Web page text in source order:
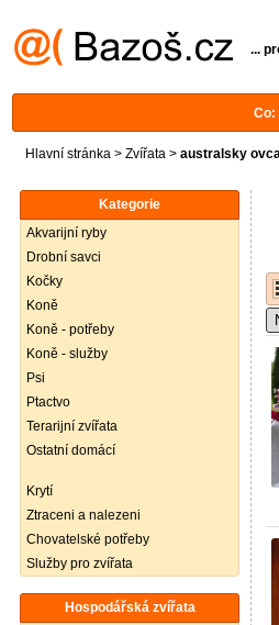
...
Co:
Hlavní stránka > Zvířata > australsky
Kategorie
Akvarijní ryby
Drobní savci
Kočky
Koně
Koně - potřeby
Koně - služby
Psi
Ptactvo
Terarijní zvířata
Ostatní domácí
Krytí
Ztraceni a nalezeni
Chovatelské potřeby
Služby pro zvířata
Hospodářská zvířata